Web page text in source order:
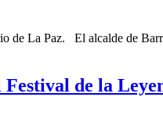
La Paz. El alcalde de
de la